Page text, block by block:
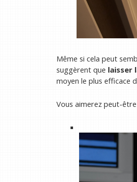
Même si cela peut
suggèrent que laisser
moyen le plus efficace
Vous aimerez peut-être